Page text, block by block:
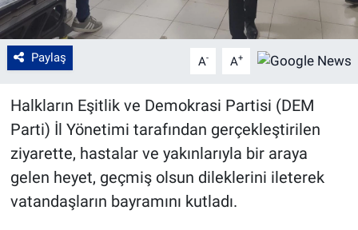
Paylaş A- A+
Halkların Eşitlik ve Demokrasi Partisi (DEM
Parti) İl Yönetimi tarafından gerçekleştirilen
ziyarette, hastalar ve yakınlarıyla bir araya
gelen heyet, geçmiş olsun dileklerini ileterek
vatandaşların bayramını kutladı.